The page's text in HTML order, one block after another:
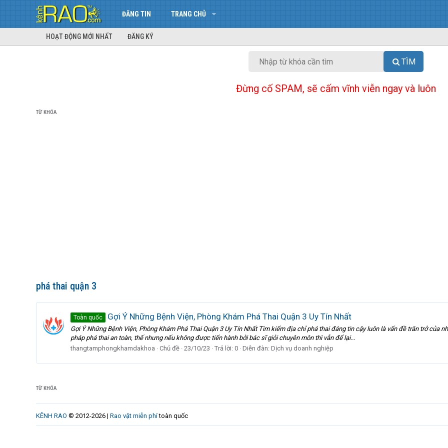
ĐĂNG TIN TRANG CHỦ
HOẠT ĐỘNG MỚI NHẤT ĐĂNG KÝ
TÌM
Đừng cố SPAM, sẽ cấm vĩnh viễn ngay và luôn
TỪ KHÓA
phá thai quận 3
Toàn quốc Gợi Ý Những Bệnh Viện, Phòng Khám Phá Thai Quận 3 Uy Tín Nhất
Gợi Ý Những Bệnh Viện, Phòng Khám Phá Thai Quận 3 Uy Tín Nhất Tìm kiếm địa chỉ phá thai đáng tin cậy luôn là vấn đề trăn trở của
pháp phá thai an toàn, thế nhưng nếu không được tiến hành bởi bác sĩ giỏi chuyên môn thì vẫn để lại...
thangtamphongkhamdakhoa
Chủ đề 23/10/23 Trả lời: 0 Diễn đàn: Dịch vụ doanh nghiệp
TỪ KHÓA
KÊNH RAO © 2012-2026 | Rao vặt miễn phítoàn quốc